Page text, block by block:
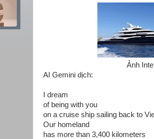
Ảnh
AI Gemini dịch:
I dream
of being with you
on a cruise ship sailing back to
Our homeland
has more than 3,400 kilometers